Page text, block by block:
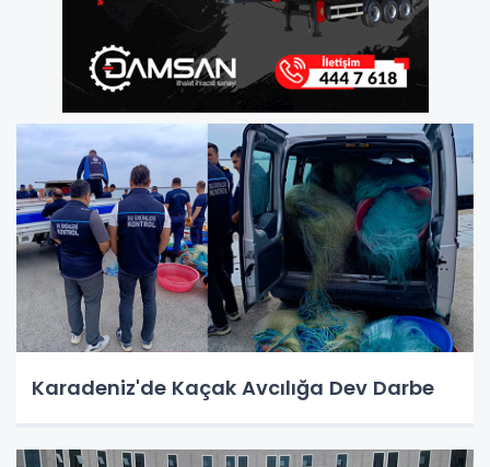
Karadeniz'de Kaçak Avcılığa Dev Darbe